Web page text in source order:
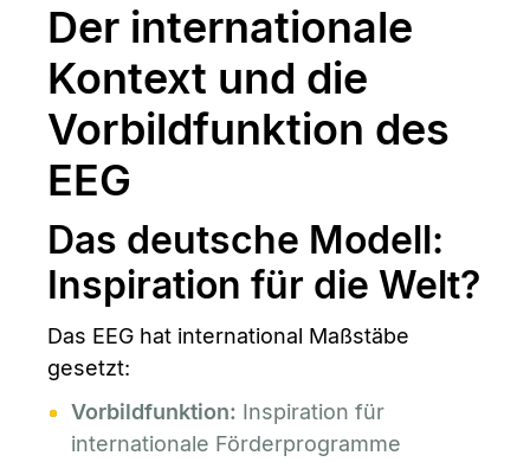
Der internationale
Kontext und die
Vorbildfunktion des
EEG
Das deutsche Modell:
Inspiration für die Welt?
Das EEG hat international Maßstäbe
gesetzt:
Vorbildfunktion: Inspiration für
internationale Förderprogramme